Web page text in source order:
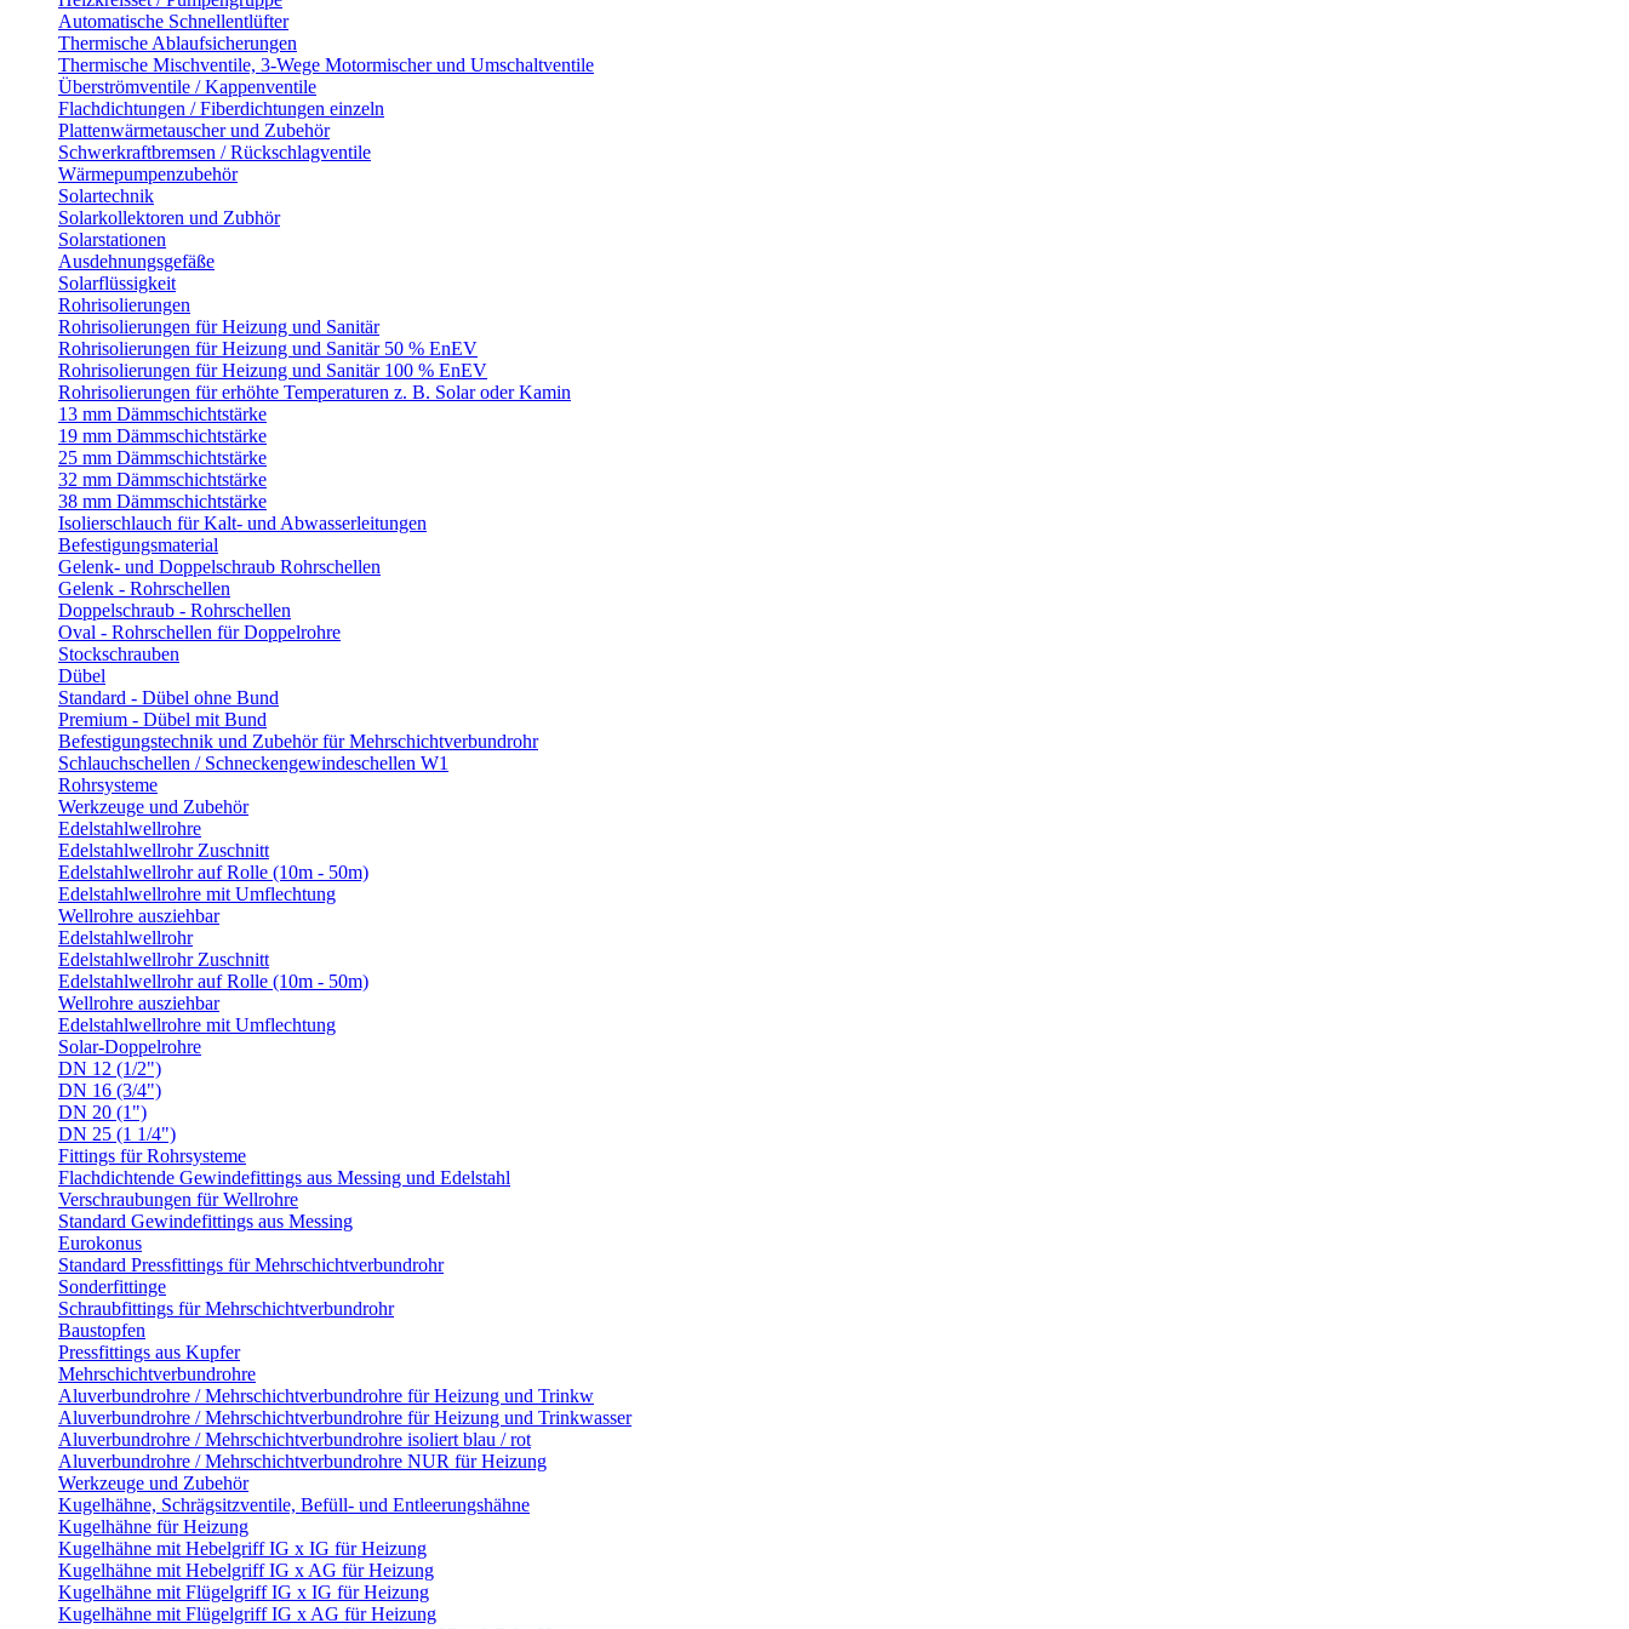
Automatische Schnellentlüfter
Thermische Ablaufsicherungen
Thermische Mischventile, 3-Wege Motormischer und Umschaltventile
Überströmventile / Kappenventile
Flachdichtungen / Fiberdichtungen einzeln
Plattenwärmetauscher und Zubehör
Schwerkraftbremsen / Rückschlagventile
Wärmepumpenzubehör
Solartechnik
Solarkollektoren und Zubhör
Solarstationen
Ausdehnungsgefäße
Solarflüssigkeit
Rohrisolierungen
Rohrisolierungen für Heizung und Sanitär
Rohrisolierungen für Heizung und Sanitär 50 % EnEV
Rohrisolierungen für Heizung und Sanitär 100 % EnEV
Rohrisolierungen für erhöhte Temperaturen z. B. Solar oder Kamin
13 mm Dämmschichtstärke
19 mm Dämmschichtstärke
25 mm Dämmschichtstärke
32 mm Dämmschichtstärke
38 mm Dämmschichtstärke
Isolierschlauch für Kalt- und Abwasserleitungen
Befestigungsmaterial
Gelenk- und Doppelschraub Rohrschellen
Gelenk - Rohrschellen
Doppelschraub - Rohrschellen
Oval - Rohrschellen für Doppelrohre
Stockschrauben
Dübel
Standard - Dübel ohne Bund
Premium - Dübel mit Bund
Befestigungstechnik und Zubehör für Mehrschichtverbundrohr
Schlauchschellen / Schneckengewindeschellen W1
Rohrsysteme
Werkzeuge und Zubehör
Edelstahlwellrohre
Edelstahlwellrohr Zuschnitt
Edelstahlwellrohr auf Rolle (10m - 50m)
Edelstahlwellrohre mit Umflechtung
Wellrohre ausziehbar
Edelstahlwellrohr
Edelstahlwellrohr Zuschnitt
Edelstahlwellrohr auf Rolle (10m - 50m)
Wellrohre ausziehbar
Edelstahlwellrohre mit Umflechtung
Solar-Doppelrohre
DN 12 (1/2")
DN 16 (3/4")
DN 20 (1")
DN 25 (1 1/4")
Fittings für Rohrsysteme
Flachdichtende Gewindefittings aus Messing und Edelstahl
Verschraubungen für Wellrohre
Standard Gewindefittings aus Messing
Eurokonus
Standard Pressfittings für Mehrschichtverbundrohr
Sonderfittinge
Schraubfittings für Mehrschichtverbundrohr
Baustopfen
Pressfittings aus Kupfer
Mehrschichtverbundrohre
Aluverbundrohre / Mehrschichtverbundrohre für Heizung und Trinkw
Aluverbundrohre / Mehrschichtverbundrohre für Heizung und Trinkwasser
Aluverbundrohre / Mehrschichtverbundrohre isoliert blau / rot
Aluverbundrohre / Mehrschichtverbundrohre NUR für Heizung
Werkzeuge und Zubehör
Kugelhähne, Schrägsitzventile, Befüll- und Entleerungshähne
Kugelhähne für Heizung
Kugelhähne mit Hebelgriff IG x IG für Heizung
Kugelhähne mit Hebelgriff IG x AG für Heizung
Kugelhähne mit Flügelgriff IG x IG für Heizung
Kugelhähne mit Flügelgriff IG x AG für Heizung